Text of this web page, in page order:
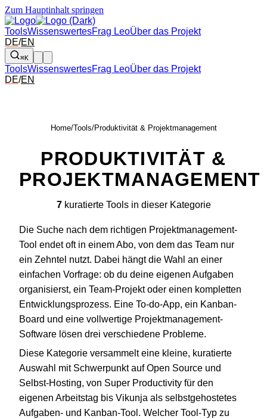
Zum Hauptinhalt springen
ToolsWissenswertesFrag LeoÜber das Projekt
DE/EN
⌘K
ToolsWissenswertesFrag LeoÜber das Projekt
DE/EN
Home/Tools/Produktivität & Projektmanagement
PRODUKTIVITÄT &
PROJEKTMANAGEMENT
7kuratierte Tools in dieser Kategorie
Die Suche nach dem richtigen Projektmanagement-
Tool endet oft in einem Abo, von dem das Team nur
ein Zehntel nutzt. Dabei hängt die Wahl an einer
einfachen Vorfrage: ob du deine eigenen Aufgaben
organisierst, ein Team-Projekt oder einen kompletten
Entwicklungsprozess. Eine To-do-App, ein Kanban-
Board und eine vollwertige Projektmanagement-
Software lösen drei verschiedene Probleme.
Diese Kategorie versammelt eine kleine, kuratierte
Auswahl mit Schwerpunkt auf Open Source und
Selbst-Hosting, von Super Productivity für den
eigenen Arbeitstag bis Vikunja als selbstgehostetes
Aufgaben- und Kanban-Tool. Welcher Tool-Typ zu